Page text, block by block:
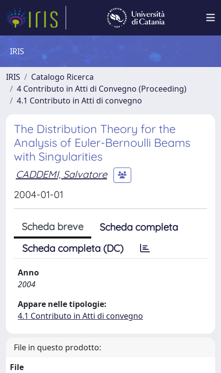
IRIS
IRIS
Catalogo Ricerca
4 Contributo in Atti di Convegno (Proceeding)
4.1 Contributo in Atti di convegno
The Distribution Theory for the
Analysis of Euler-Bernoulli Beams
with Singularities
CADDEMI, Salvatore
2004-01-01
Scheda breve
Scheda completa
Scheda completa (DC)
Anno
2004
Appare nelle tipologie:
4.1 Contributo in Atti di convegno
File in questo prodotto:
File